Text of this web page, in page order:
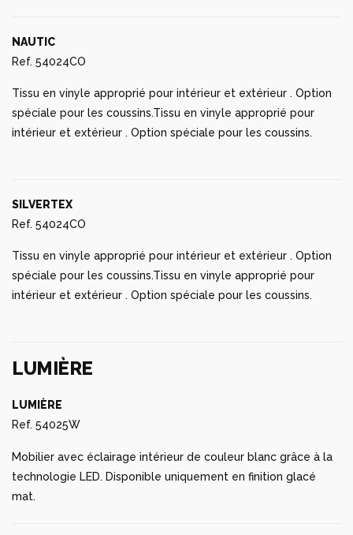
NAUTIC
Ref. 54024CO
Tissu en vinyle approprié pour intérieur et extérieur . Option
spéciale pour les coussins.Tissu en vinyle approprié pour
intérieur et extérieur . Option spéciale pour les coussins.
SILVERTEX
Ref. 54024CO
Tissu en vinyle approprié pour intérieur et extérieur . Option
spéciale pour les coussins.Tissu en vinyle approprié pour
intérieur et extérieur . Option spéciale pour les coussins.
LUMIÈRE
LUMIÈRE
Ref. 54025W
Mobilier avec éclairage intérieur de couleur blanc grâce à la
technologie LED. Disponible uniquement en finition glacé
mat.